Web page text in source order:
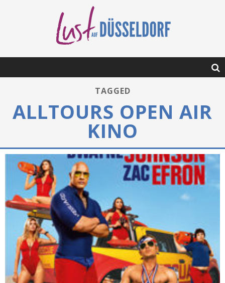
TAGGED
ALLTOURS OPEN AIR
KINO